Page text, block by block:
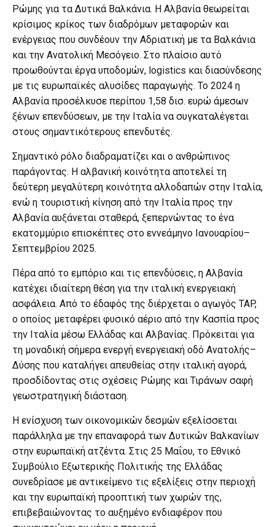
Ρώμης για τα Δυτικά Βαλκάνια. Η Αλβανία θεωρείται
κρίσιμος κρίκος των διαδρόμων μεταφορών και
ενέργειας που συνδέουν την Αδριατική με τα Βαλκάνια
και την Ανατολική Μεσόγειο. Στο πλαίσιο αυτό
προωθούνται έργα υποδομών, logistics και διασύνδεσης
με τις ευρωπαϊκές αλυσίδες παραγωγής. Το 2024 η
Αλβανία προσέλκυσε περίπου 1,58 δισ. ευρώ άμεσων
ξένων επενδύσεων, με την Ιταλία να συγκαταλέγεται
στους σημαντικότερους επενδυτές.
Σημαντικό ρόλο διαδραματίζει και ο ανθρώπινος
παράγοντας. Η αλβανική κοινότητα αποτελεί τη
δεύτερη μεγαλύτερη κοινότητα αλλοδαπών στην Ιταλία,
ενώ η τουριστική κίνηση από την Ιταλία προς την
Αλβανία αυξάνεται σταθερά, ξεπερνώντας το ένα
εκατομμύριο επισκέπτες στο εννεάμηνο Ιανουαρίου–
Σεπτεμβρίου 2025.
Πέρα από το εμπόριο και τις επενδύσεις, η Αλβανία
κατέχει ιδιαίτερη θέση για την ιταλική ενεργειακή
ασφάλεια. Από το έδαφός της διέρχεται ο αγωγός TAP,
ο οποίος μεταφέρει φυσικό αέριο από την Κασπία προς
την Ιταλία μέσω Ελλάδας και Αλβανίας. Πρόκειται για
τη μοναδική σήμερα ενεργή ενεργειακή οδό Ανατολής–
Δύσης που καταλήγει απευθείας στην ιταλική αγορά,
προσδίδοντας στις σχέσεις Ρώμης και Τιράνων σαφή
γεωστρατηγική διάσταση.
Η ενίσχυση των οικονομικών δεσμών εξελίσσεται
παράλληλα με την επαναφορά των Δυτικών Βαλκανίων
στην ευρωπαϊκή ατζέντα. Στις 25 Μαΐου, το Εθνικό
Συμβούλιο Εξωτερικής Πολιτικής της Ελλάδας
συνεδρίασε με αντικείμενο τις εξελίξεις στην περιοχή
και την ευρωπαϊκή προοπτική των χωρών της,
επιβεβαιώνοντας το αυξημένο ενδιαφέρον που